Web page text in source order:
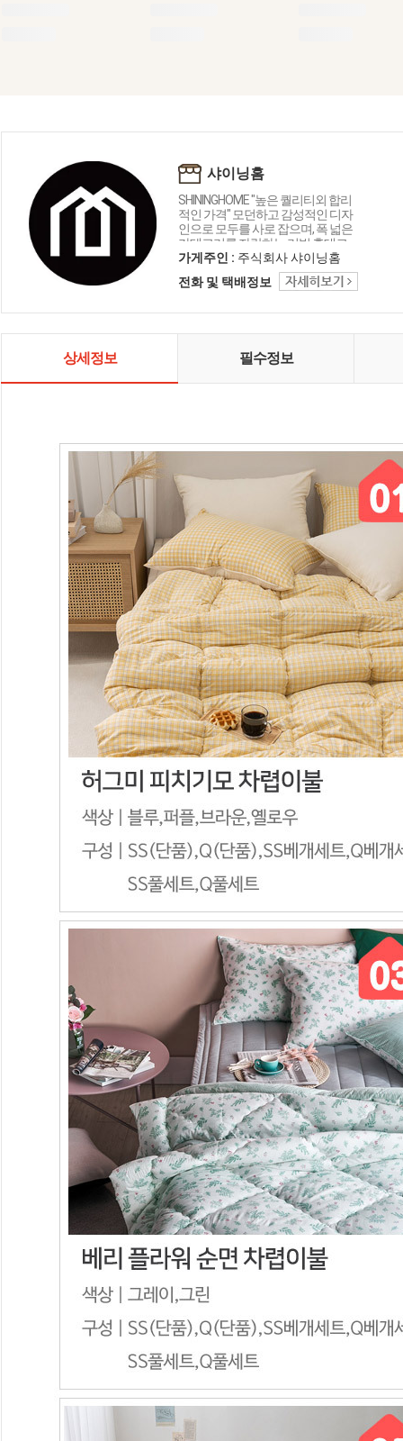
샤이닝홈
SHININGHOME "높은 퀄리티외 합리
적인 가격" 모던하고 감성적인 디자
인으로 모두를 사로 잡으며, 폭 넓은
카테고리를 자랑하는 리빙 홈데코
인테리어 샤이닝홈입니다.
가게주인 : 주식회사 샤이닝홈
전화 및 택배정보
상세정보 필수정보